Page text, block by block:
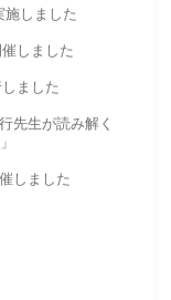
しました
しました
ました
先生が読み解く
しました